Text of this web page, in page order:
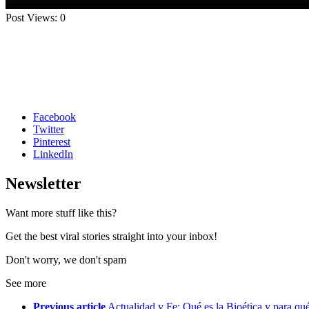
Post Views: 0
Facebook
Twitter
Pinterest
LinkedIn
Newsletter
Want more stuff like this?
Get the best viral stories straight into your inbox!
Don't worry, we don't spam
See more
Previous article Actualidad y Fe: Qué es la Bioética y para